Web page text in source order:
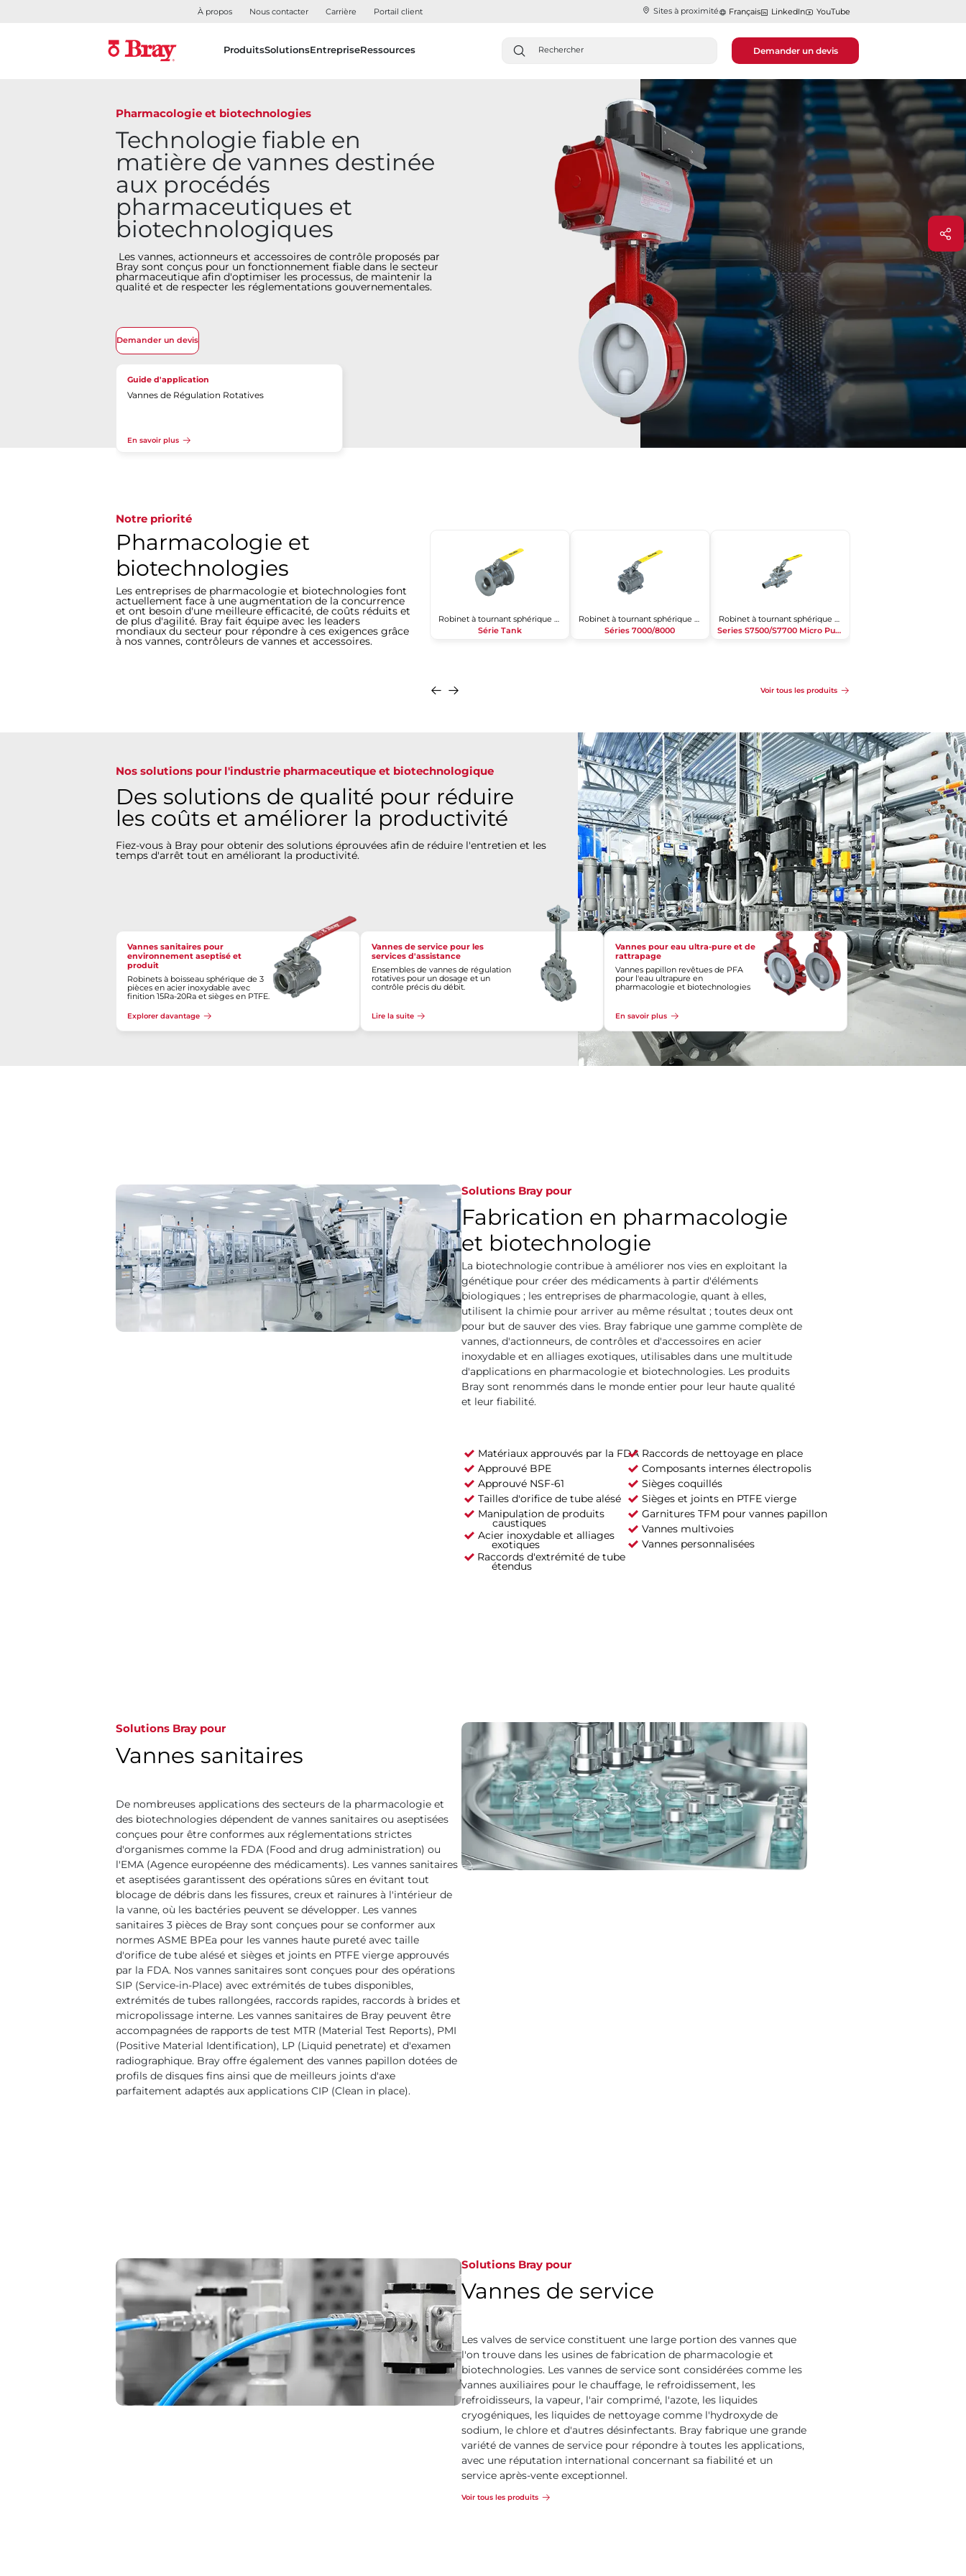
À propos Nous contacter Carrière Portail client Sites à proximité Français LinkedIn YouTube
ProduitsSolutionsEntrepriseRessources Demander un devis
Pharmacologie et biotechnologies
Technologie fiable en
matière de vannes destinée
aux procédés
pharmaceutiques et
biotechnologiques
Les vannes, actionneurs et accessoires de contrôle proposés par
Bray sont conçus pour un fonctionnement fiable dans le secteur
pharmaceutique afin d'optimiser les processus, de maintenir la
qualité et de respecter les réglementations gouvernementales.
Demander un devis
Guide d'application
Vannes de Régulation Rotatives
En savoir plus
Notre priorité
Pharmacologie et
biotechnologies
Les entreprises de pharmacologie et biotechnologies font
actuellement face à une augmentation de la concurrence
et ont besoin d'une meilleure efficacité, de coûts réduits et
de plus d'agilité. Bray fait équipe avec les leaders
mondiaux du secteur pour répondre à ces exigences grâce
à nos vannes, contrôleurs de vannes et accessoires.
Robinet à tournant sphérique 2 pièces
Série Tank
Robinet à tournant sphérique 3 pièces
Séries 7000/8000
Robinet à tournant sphérique 3 pièces
Series S7500/S7700 Micro Pure
Voir tous les produits
Nos solutions pour l'industrie pharmaceutique et biotechnologique
Des solutions de qualité pour réduire
les coûts et améliorer la productivité
Fiez-vous à Bray pour obtenir des solutions éprouvées afin de réduire l'entretien et les
temps d'arrêt tout en améliorant la productivité.
Vannes sanitaires pour
environnement aseptisé et
produit
Robinets à boisseau sphérique de 3
pièces en acier inoxydable avec
finition 15Ra-20Ra et sièges en PTFE.
Explorer davantage
Vannes de service pour les
services d'assistance
Ensembles de vannes de régulation
rotatives pour un dosage et un
contrôle précis du débit.
Lire la suite
Vannes pour eau ultra-pure et de
rattrapage
Vannes papillon revêtues de PFA
pour l'eau ultrapure en
pharmacologie et biotechnologies
En savoir plus
Solutions Bray pour
Fabrication en pharmacologie
et biotechnologie
La biotechnologie contribue à améliorer nos vies en exploitant la
génétique pour créer des médicaments à partir d'éléments
biologiques ; les entreprises de pharmacologie, quant à elles,
utilisent la chimie pour arriver au même résultat ; toutes deux ont
pour but de sauver des vies. Bray fabrique une gamme complète de
vannes, d'actionneurs, de contrôles et d'accessoires en acier
inoxydable et en alliages exotiques, utilisables dans une multitude
d'applications en pharmacologie et biotechnologies. Les produits
Bray sont renommés dans le monde entier pour leur haute qualité
et leur fiabilité.
Matériaux approuvés par la FDA
Approuvé BPE
Approuvé NSF-61
Tailles d'orifice de tube alésé
Manipulation de produits
caustiques
Acier inoxydable et alliages
exotiques
Raccords d'extrémité de tube
étendus
Raccords de nettoyage en place
Composants internes électropolis
Sièges coquillés
Sièges et joints en PTFE vierge
Garnitures TFM pour vannes papillon
Vannes multivoies
Vannes personnalisées
Solutions Bray pour
Vannes sanitaires
De nombreuses applications des secteurs de la pharmacologie et
des biotechnologies dépendent de vannes sanitaires ou aseptisées
conçues pour être conformes aux réglementations strictes
d'organismes comme la FDA (Food and drug administration) ou
l'EMA (Agence européenne des médicaments). Les vannes sanitaires
et aseptisées garantissent des opérations sûres en évitant tout
blocage de débris dans les fissures, creux et rainures à l'intérieur de
la vanne, où les bactéries peuvent se développer. Les vannes
sanitaires 3 pièces de Bray sont conçues pour se conformer aux
normes ASME BPEa pour les vannes haute pureté avec taille
d'orifice de tube alésé et sièges et joints en PTFE vierge approuvés
par la FDA. Nos vannes sanitaires sont conçues pour des opérations
SIP (Service-in-Place) avec extrémités de tubes disponibles,
extrémités de tubes rallongées, raccords rapides, raccords à brides et
micropolissage interne. Les vannes sanitaires de Bray peuvent être
accompagnées de rapports de test MTR (Material Test Reports), PMI
(Positive Material Identification), LP (Liquid penetrate) et d'examen
radiographique. Bray offre également des vannes papillon dotées de
profils de disques fins ainsi que de meilleurs joints d'axe
parfaitement adaptés aux applications CIP (Clean in place).
Solutions Bray pour
Vannes de service
Les valves de service constituent une large portion des vannes que
l'on trouve dans les usines de fabrication de pharmacologie et
biotechnologies. Les vannes de service sont considérées comme les
vannes auxiliaires pour le chauffage, le refroidissement, les
refroidisseurs, la vapeur, l'air comprimé, l'azote, les liquides
cryogéniques, les liquides de nettoyage comme l'hydroxyde de
sodium, le chlore et d'autres désinfectants. Bray fabrique une grande
variété de vannes de service pour répondre à toutes les applications,
avec une réputation international concernant sa fiabilité et un
service après-vente exceptionnel.
Voir tous les produits